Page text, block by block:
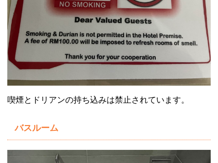
喫煙とドリアンの持ち込みは禁止されています。
バスルーム